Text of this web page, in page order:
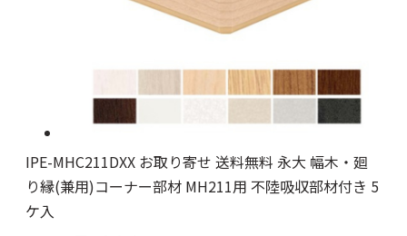
IPE-MHC211DXX お取り寄せ 送料無料 永大 幅木・廻
り縁(兼用)コーナー部材 MH211用 不陸吸収部材付き 5
ケ入